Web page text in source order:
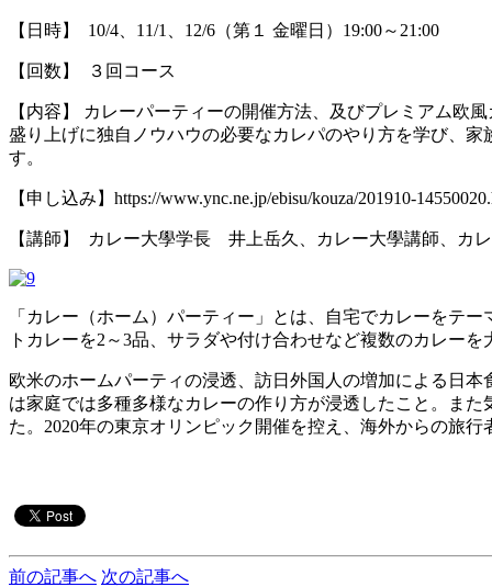
【日時】 10/4、11/1、12/6（第１ 金曜日）19:00～21:00
【回数】 ３回コース
【内容】 カレーパーティーの開催方法、及びプレミアム欧
盛り上げに独自ノウハウの必要なカレパのやり方を学び、
す。
【申し込み】https://www.ync.ne.jp/ebisu/kouza/201910-
【講師】 カレー大學学長 井上岳久、カレー大學講師、カ
「カレー（ホーム）パーティー」とは、自宅でカレーをテ
トカレーを2～3品、サラダや付け合わせなど複数のカレー
欧米のホームパーティの浸透、訪日外国人の増加による日
は家庭では多種多様なカレーの作り方が浸透したこと。ま
た。2020年の東京オリンピック開催を控え、海外からの旅
前の記事へ 次の記事へ